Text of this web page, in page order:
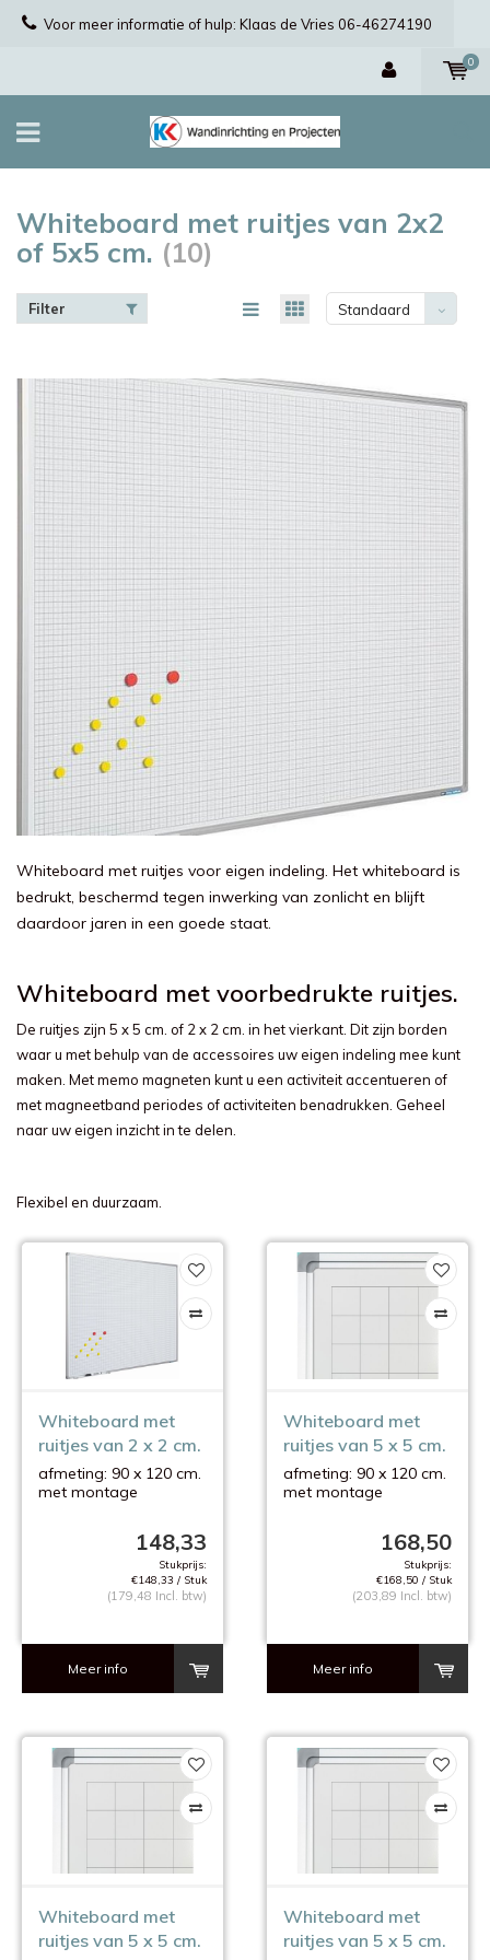
Voor meer informatie of hulp: Klaas de Vries 06-46274190
0
Whiteboard met ruitjes van 2x2
of 5x5 cm. (10)
Filter Standaard
Whiteboard met ruitjes voor eigen indeling. Het whiteboard is
bedrukt, beschermd tegen inwerking van zonlicht en blijft
daardoor jaren in een goede staat.
Whiteboard met voorbedrukte ruitjes.
De ruitjes zijn 5 x 5 cm. of 2 x 2 cm. in het vierkant. Dit zijn borden
waar u met behulp van de accessoires uw eigen indeling mee kunt
maken. Met memo magneten kunt u een activiteit accentueren of
met magneetband periodes of activiteiten benadrukken. Geheel
naar uw eigen inzicht in te delen.
Flexibel en duurzaam.
Whiteboard met
ruitjes van 2 x 2 cm.
afmeting: 90 x 120 cm.
met montage
148,33
Stukprijs:
€148,33 / Stuk
(179,48 Incl. btw)
Meer info
Whiteboard met
ruitjes van 5 x 5 cm.
afmeting: 90 x 120 cm.
met montage
168,50
Stukprijs:
€168,50 / Stuk
(203,89 Incl. btw)
Meer info
Whiteboard met
ruitjes van 5 x 5 cm.
Whiteboard met
ruitjes van 5 x 5 cm.